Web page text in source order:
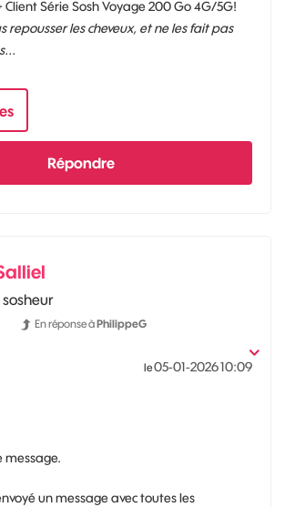
Client Série Sosh Voyage 200 Go 4G/5G!
repousser les cheveux, et ne les fait pas
Répondre
En réponse àPhilippeG
le‎05-01-202610:09
message.
un message avec toutes les